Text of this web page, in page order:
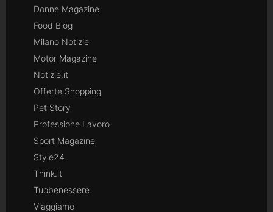
Donne Magazine
Food Blog
Milano Notizie
Motor Magazine
Notizie.it
Offerte Shopping
Pet Story
Professione Lavoro
Sport Magazine
Style24
Think.it
Tuobenessere
Viaggiamo